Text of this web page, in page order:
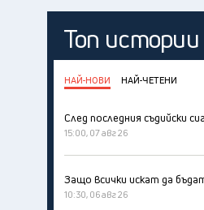
Топ истории
НАЙ-НОВИ НАЙ-ЧЕТЕНИ
След последния съдийски
15:00, 07 авг 26
Защо всички искат да
10:30, 06 авг 26